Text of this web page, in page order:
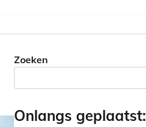
Zoeken
Onlangs geplaatst: